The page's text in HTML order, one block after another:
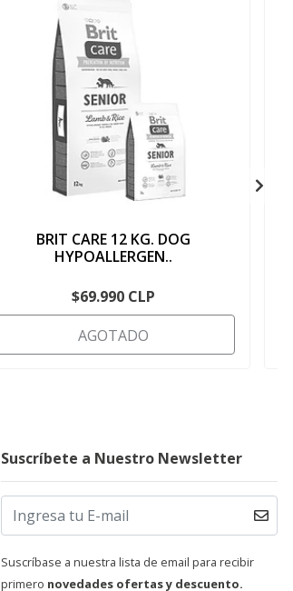
BRIT CARE 12 KG. DOG
HYPOALLERGEN..
$69.990 CLP
AGOTADO
Suscríbete a Nuestro Newsletter
Suscríbase a nuestra lista de email para recibir
primero novedades ofertas y descuento.